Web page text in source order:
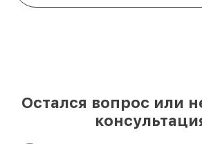
Остался вопрос или